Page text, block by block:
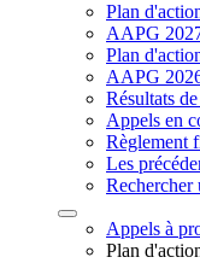
Plan
AAPG
Plan
AAPG
Résultats
Appels en
Règlement
Les
Rechercher
Appels à
Plan